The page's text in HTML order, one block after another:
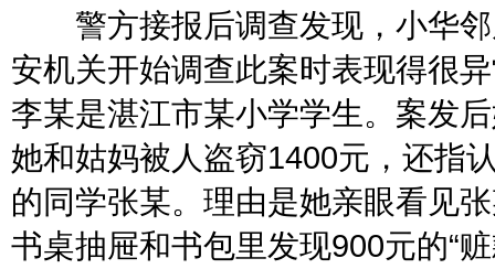
警方接报后调查发现，小华邻
安机关开始调查此案时表现得很
李某是湛江市某小学学生。案发
她和姑妈被人盗窃1400元，还指
的同学张某。理由是她亲眼看见
书桌抽屉和书包里发现900元的“